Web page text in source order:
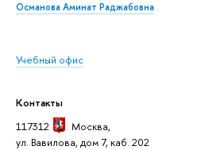
Османова Аминат Раджабовна
Учебный офис
Контакты
117312
Москва,
ул. Вавилова, дом 7, каб. 202